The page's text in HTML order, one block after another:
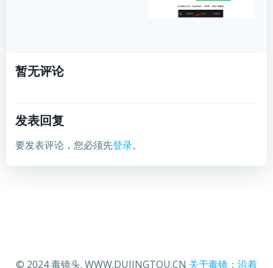
暂无评论
发表回复
要发表评论，您必须先登录。
© 2024 毒镜头. WWW.DUJINGTOU.CN 关于毒镜：沿着